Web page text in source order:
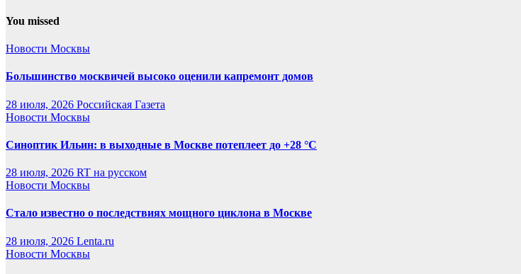
You missed
Новости Москвы
Большинство москвичей высоко оценили капремонт домов
28 июля, 2026 Российская Газета
Новости Москвы
Синоптик Ильин: в выходные в Москве потеплеет до +28 °C
28 июля, 2026 RT на русском
Новости Москвы
Стало известно о последствиях мощного циклона в Москве
28 июля, 2026 Lenta.ru
Новости Москвы